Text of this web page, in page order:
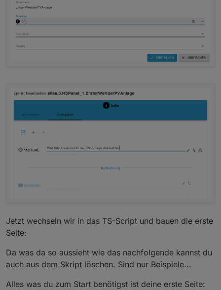
Jetzt wechseln wir in das TS-Script und bauen die erste
Seite:
Da was da so aussieht wie das nachfolgende kannst du
auch aus dem Skript löschen. Sind nur Beispiele...
Alles was du zum Start benötigst ist deine erste Seite: